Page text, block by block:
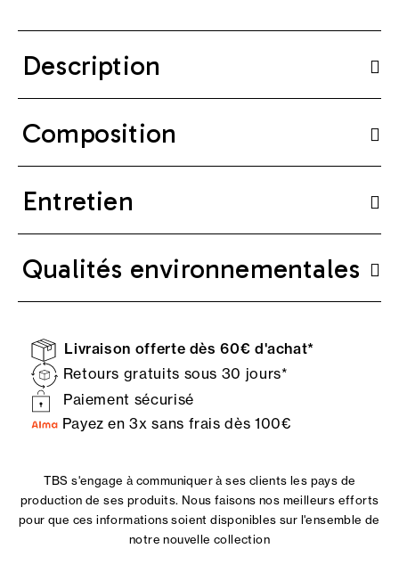
Description
Composition
Entretien
Qualités environnementales
Livraison offerte dès 60€ d'achat*
Retours gratuits sous 30 jours*
Paiement sécurisé
Payez en 3x sans frais dès 100€
TBS s'engage à communiquer à ses clients les pays de
production de ses produits. Nous faisons nos meilleurs efforts
pour que ces informations soient disponibles sur l'ensemble de
notre nouvelle collection